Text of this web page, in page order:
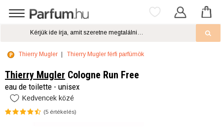
Thierry Mugler Thierry Mugler férfi parfümök
Thierry Mugler Cologne Run Free
eau de toilette - unisex
Kedvencek közé
(5 értékelés)